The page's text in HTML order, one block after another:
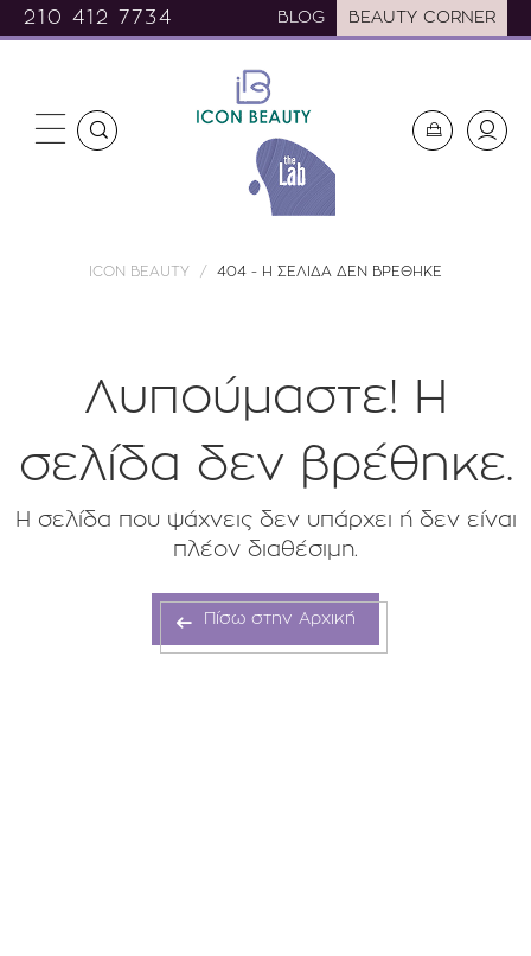
210 412 7734 BLOG BEAUTY CORNER
ICON BEAUTY 404 - Η ΣΕΛΙΔΑ ΔΕΝ ΒΡΕΘΗΚΕ
Λυπούμαστε! H
σελίδα δεν βρέθηκε.
Η σελίδα που ψάχνεις δεν υπάρχει ή δεν είναι
πλέον διαθέσιμη.
Πίσω στην Αρχική